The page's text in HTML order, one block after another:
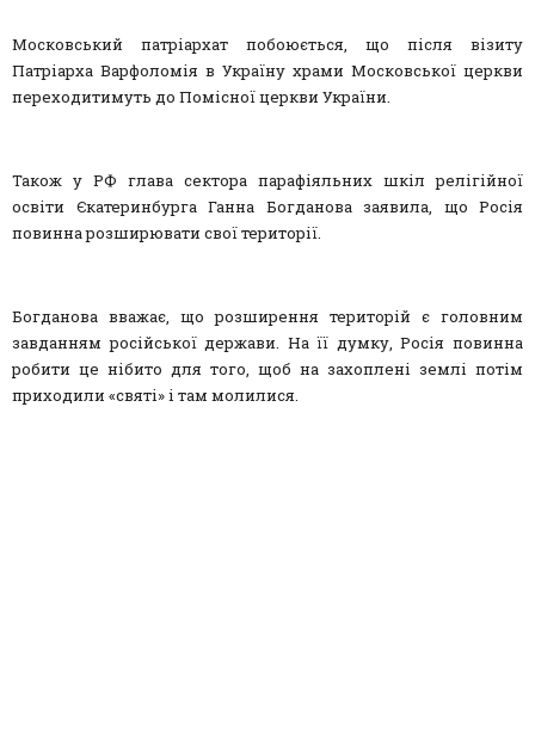
Московський патріархат побоюється, що після візиту
Патріарха Варфоломія в Україну храми Московської церкви
переходитимуть до Помісної церкви України.
Також у РФ глава сектора парафіяльних шкіл релігійної
освіти Єкатеринбурга Ганна Богданова заявила, що Росія
повинна розширювати свої території.
Богданова вважає, що розширення територій є головним
завданням російської держави. На її думку, Росія повинна
робити це нібито для того, щоб на захоплені землі потім
приходили «святі» і там молилися.